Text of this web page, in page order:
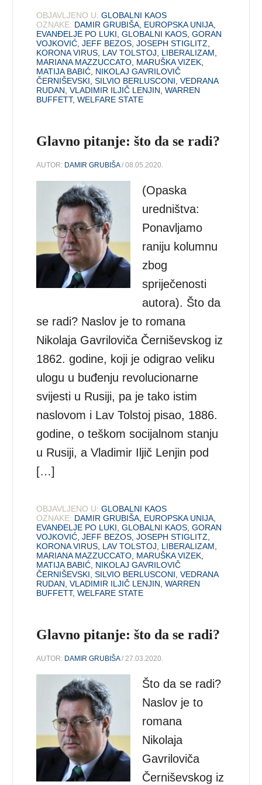
OBJAVLJENO U: GLOBALNI KAOS
OZNAKE: DAMIR GRUBIŠA, EUROPSKA UNIJA,
EVANĐELJE PO LUKI,GLOBALNI KAOS,GORAN
VOJKOVIĆ,JEFF BEZOS,JOSEPH STIGLITZ,
KORONA VIRUS, LAV TOLSTOJ, LIBERALIZAM,
MARIANA MAZZUCCATO, MARUŠKA VIZEK,
MATIJA BABIĆ, NIKOLAJ GAVRILOVIČ
ČERNIŠEVSKI,SILVIO BERLUSCONI,VEDRANA
RUDAN,VLADIMIR ILJIČ LENJIN,WARREN
BUFFETT,WELFARE STATE
Glavno pitanje: što da se radi?
AUTOR: DAMIR GRUBIŠA/ 08.05.2020.
(Opaska
uredništva:
Ponavljamo
raniju kolumnu
zbog
spriječenosti
autora). Što da
se radi? Naslov je to romana
Nikolaja Gavriloviča Černiševskog iz
1862. godine, koji je odigrao veliku
ulogu u buđenju revolucionarne
svijesti u Rusiji, pa je tako istim
naslovom i Lav Tolstoj pisao, 1886.
godine, o teškom socijalnom stanju
u Rusiji, a Vladimir Iljič Lenjin pod
[…]
OBJAVLJENO U: GLOBALNI KAOS
OZNAKE: DAMIR GRUBIŠA, EUROPSKA UNIJA,
EVANĐELJE PO LUKI,GLOBALNI KAOS,GORAN
VOJKOVIĆ,JEFF BEZOS,JOSEPH STIGLITZ,
KORONA VIRUS, LAV TOLSTOJ, LIBERALIZAM,
MARIANA MAZZUCCATO, MARUŠKA VIZEK,
MATIJA BABIĆ, NIKOLAJ GAVRILOVIČ
ČERNIŠEVSKI,SILVIO BERLUSCONI,VEDRANA
RUDAN,VLADIMIR ILJIČ LENJIN,WARREN
BUFFETT,WELFARE STATE
Glavno pitanje: što da se radi?
AUTOR: DAMIR GRUBIŠA/ 27.03.2020.
Što da se radi?
Naslov je to
romana
Nikolaja
Gavriloviča
Černiševskog iz